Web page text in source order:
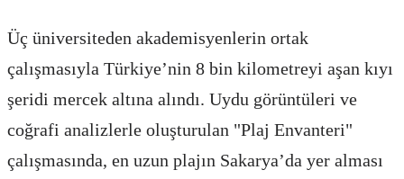
Üç üniversiteden akademisyenlerin ortak
çalışmasıyla Türkiye’nin 8 bin kilometreyi aşan kıyı
şeridi mercek altına alındı. Uydu görüntüleri ve
coğrafi analizlerle oluşturulan "Plaj Envanteri"
çalışmasında, en uzun plajın Sakarya’da yer alması